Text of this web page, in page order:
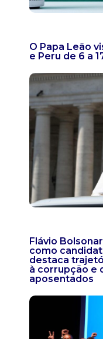
O Papa Leão
e Peru de 6 a
Flávio
como
destaca
à corrupção e
aposentados